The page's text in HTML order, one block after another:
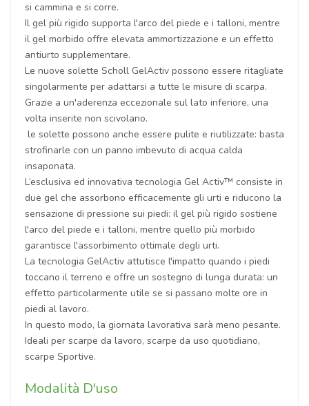
si cammina e si corre.
Il gel più rigido supporta l'arco del piede e i talloni, mentre
il gel morbido offre elevata ammortizzazione e un effetto
antiurto supplementare.
Le nuove solette Scholl GelActiv possono essere ritagliate
singolarmente per adattarsi a tutte le misure di scarpa.
Grazie a un'aderenza eccezionale sul lato inferiore, una
volta inserite non scivolano.
le solette possono anche essere pulite e riutilizzate: basta
strofinarle con un panno imbevuto di acqua calda
insaponata.
L’esclusiva ed innovativa tecnologia Gel Activ™ consiste in
due gel che assorbono efficacemente gli urti e riducono la
sensazione di pressione sui piedi: il gel più rigido sostiene
l'arco del piede e i talloni, mentre quello più morbido
garantisce l'assorbimento ottimale degli urti.
La tecnologia GelActiv attutisce l'impatto quando i piedi
toccano il terreno e offre un sostegno di lunga durata: un
effetto particolarmente utile se si passano molte ore in
piedi al lavoro.
In questo modo, la giornata lavorativa sarà meno pesante.
Ideali per scarpe da lavoro, scarpe da uso quotidiano,
scarpe Sportive.
Modalità D'uso